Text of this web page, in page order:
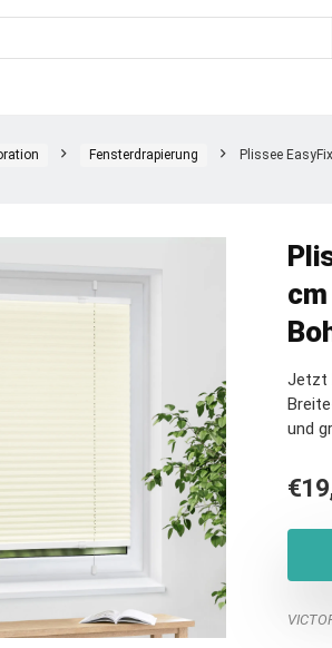
Fensterdrapierung
Plissee
Jetzt
und
€